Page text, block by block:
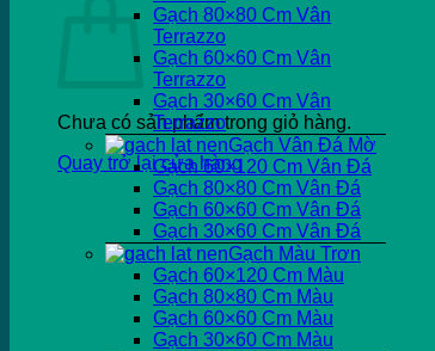
Chưa có sản phẩm trong giỏ hàng.
Quay trở lại cửa hàng
Gạch 80×80 Cm Vân
Terrazzo
Gạch 60×60 Cm Vân
Terrazzo
Gạch 30×60 Cm Vân
Terrazzo
Gạch Vân Đá Mờ
Gạch 60×120 Cm Vân Đá
Gạch 80×80 Cm Vân Đá
Gạch 60×60 Cm Vân Đá
Gạch 30×60 Cm Vân Đá
Gạch Màu Trơn
Gạch 60×120 Cm Màu
Gạch 80×80 Cm Màu
Gạch 60×60 Cm Màu
Gạch 30×60 Cm Màu